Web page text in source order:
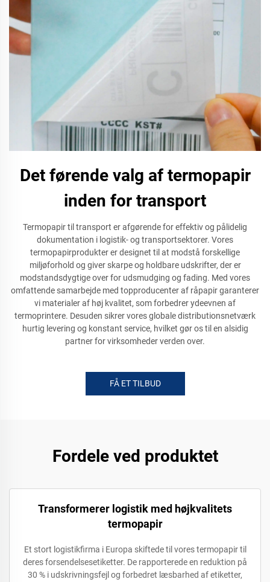
Det førende valg af termopapir
inden for transport
Termopapir til transport er afgørende for effektiv og pålidelig
dokumentation i logistik- og transportsektorer. Vores
termopapirprodukter er designet til at modstå forskellige
miljøforhold og giver skarpe og holdbare udskrifter, der er
modstandsdygtige over for udsmudging og fading. Med vores
omfattende samarbejde med topproducenter af råpapir garanterer
vi materialer af høj kvalitet, som forbedrer ydeevnen af
termoprintere. Desuden sikrer vores globale distributionsnetværk
hurtig levering og konstant service, hvilket gør os til en alsidig
partner for virksomheder verden over.
FÅ ET TILBUD
Fordele ved produktet
Transformerer logistik med højkvalitets
termopapir
Et stort logistikfirma i Europa skiftede til vores termopapir til
deres forsendelsesetiketter. De rapporterede en reduktion på
30 % i udskrivningsfejl og forbedret læsbarhed af etiketter,